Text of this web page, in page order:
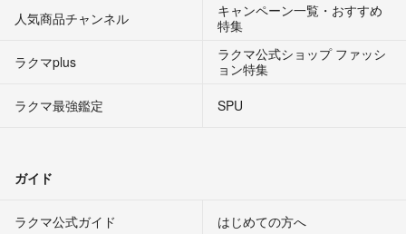
人気商品チャンネル
キャンペーン一覧・おすすめ
特集
ラクマplus
ラクマ公式ショップ ファッシ
ョン特集
ラクマ最強鑑定
SPU
ガイド
ラクマ公式ガイド はじめての方へ